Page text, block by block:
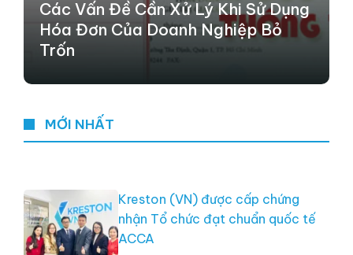
Các Vấn Đề Cần Xử Lý Khi Sử Dụng
Hóa Đơn Của Doanh Nghiệp Bỏ
Trốn
MỚI NHẤT
Kreston (VN) được cấp chứng
nhận Tổ chức đạt chuẩn quốc tế
ACCA